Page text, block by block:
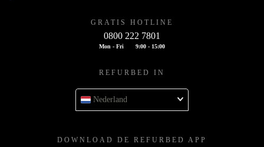
GRATIS HOTLINE
0800 222 7801
Mon - Fri 9:00 - 15:00
REFURBED IN
Nederland
DOWNLOAD DE REFURBED APP